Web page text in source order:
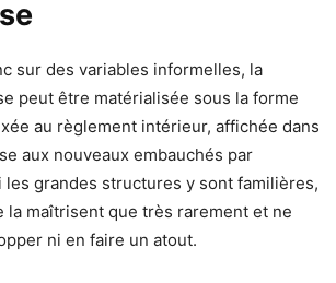
sur des variables informelles, la
peut être matérialisée sous la forme
au règlement intérieur, affichée dans
aux nouveaux embauchés par
les grandes structures y sont familières,
la maîtrisent que très rarement et ne
ni en faire un atout.